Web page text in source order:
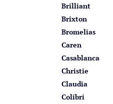
Brilliant
Brixton
Bromelias
Caren
Casablanca
Christie
Claudia
Colibri